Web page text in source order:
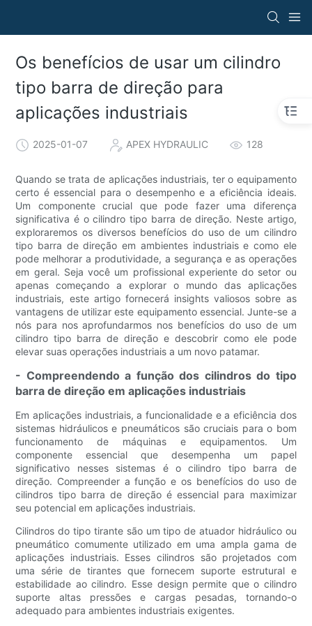
Os benefícios de usar um cilindro
tipo barra de direção para
aplicações industriais
2025-01-07 APEX HYDRAULIC 128
Quando se trata de aplicações industriais, ter o equipamento
certo é essencial para o desempenho e a eficiência ideais.
Um componente crucial que pode fazer uma diferença
significativa é o cilindro tipo barra de direção. Neste artigo,
exploraremos os diversos benefícios do uso de um cilindro
tipo barra de direção em ambientes industriais e como ele
pode melhorar a produtividade, a segurança e as operações
em geral. Seja você um profissional experiente do setor ou
apenas começando a explorar o mundo das aplicações
industriais, este artigo fornecerá insights valiosos sobre as
vantagens de utilizar este equipamento essencial. Junte-se a
nós para nos aprofundarmos nos benefícios do uso de um
cilindro tipo barra de direção e descobrir como ele pode
elevar suas operações industriais a um novo patamar.
- Compreendendo a função dos cilindros do tipo
barra de direção em aplicações industriais
Em aplicações industriais, a funcionalidade e a eficiência dos
sistemas hidráulicos e pneumáticos são cruciais para o bom
funcionamento de máquinas e equipamentos. Um
componente essencial que desempenha um papel
significativo nesses sistemas é o cilindro tipo barra de
direção. Compreender a função e os benefícios do uso de
cilindros tipo barra de direção é essencial para maximizar
seu potencial em aplicações industriais.
Cilindros do tipo tirante são um tipo de atuador hidráulico ou
pneumático comumente utilizado em uma ampla gama de
aplicações industriais. Esses cilindros são projetados com
uma série de tirantes que fornecem suporte estrutural e
estabilidade ao cilindro. Esse design permite que o cilindro
suporte altas pressões e cargas pesadas, tornando-o
adequado para ambientes industriais exigentes.